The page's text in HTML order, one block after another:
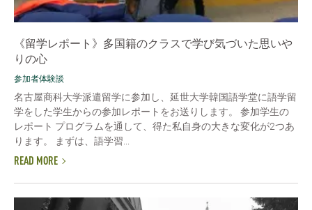
《留学レポート》多国籍のクラスで学び気づいた思いや
りの心
参加者体験談
名古屋商科大学派遣留学に参加し、延世大学韓国語学堂に語学留
学をした学生からの参加レポートをお送りします。 参加学生の
レポート プログラムを通して、得た私自身の大きな変化が2つあ
ります。 まずは、語学習...
READ MORE